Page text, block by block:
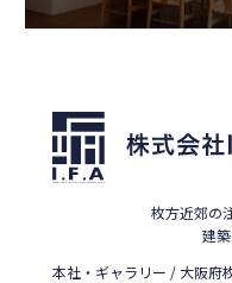
枚方近郊の
建
本社・ギャラリー / 大阪府